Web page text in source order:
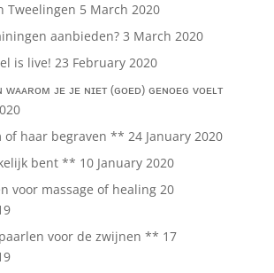
Tweelingen 5 March 2020
aanbieden? 3 March 2020
is live! 23 February 2020
ᴡᴀᴀʀᴏᴍ ᴊᴇ ᴊᴇ ɴɪᴇᴛ (ɢᴏᴇᴅ) ɢᴇɴᴏᴇɢ ᴠᴏᴇʟᴛ
of haar begraven ** 24 January 2020
bent ** 10 January 2020
voor massage of healing 20
voor de zwijnen ** 17